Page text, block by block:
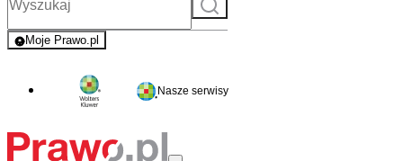
Moje Prawo.pl
- rejestracja i logowanie do serwisu
Nasze serwisy